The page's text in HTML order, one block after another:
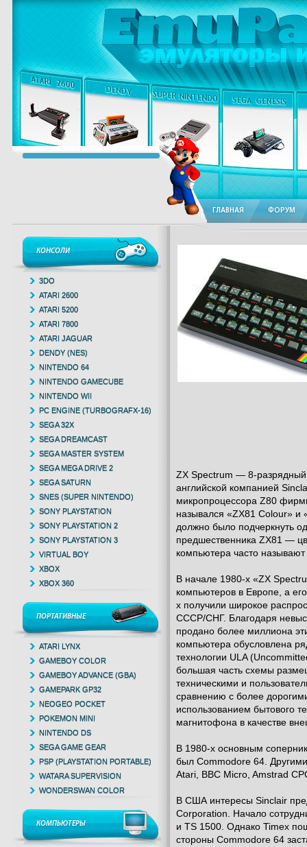
ГЛАВНАЯ ФОРУМ
ZX Spectrum — 8-
английской компанией
микропроцессора Z80
назывался «ZX81 Colour» и
должно было подчеркнуть
предшественника ZX81 —
компьютера часто
В начале 1980-х «ZX
компьютеров в Европе, а
х получили широкое
СССР/СНГ. Благодаря
продано более миллиона
компьютера обусловлена
технологии ULA
большая часть схемы
техническими и
сравнению с более
использованием бытового
магнитофона в качестве
В 1980-х основным
был Commodore 64.
Atari, BBC Micro, Amstrad
В США интересы Sinclair
Corporation. Начало
и TS 1500. Однако Timex
стороны Commodore 64
КОНСОЛИ
3DO
ATARI 2600
ATARI 5200
ATARI 7800
ATARI JAGUAR
DENDY (NES)
NINTENDO 64
NINTENDO GAMECUBE
NINTENDO WII
PC ENGINE (TURBOGRAFX-16)
SEGA 32X
SEGA DREAMCAST
SEGA MASTER SYSTEM
SEGA MEGA DRIVE 2
SEGA SATURN
SNES (SUPER NINTENDO)
SONY PLAYSTATION
SONY PLAYSTATION 2
SONY PLAYSTATION 3
VIRTUAL BOY
XBOX
XBOX 360
ПОРТАТИВНЫЕ
ATARI LYNX
GAMEBOY COLOR
GAMEBOY ADVANCE (GBA)
GAMEPARK GP32
NEOGEO POCKET
POKEMON MINI
NINTENDO DS
SEGA GAME GEAR
PSP (PLAYSTATION PORTABLE)
WATARA SUPERVISION
WONDERSWAN COLOR
КОМПЬЮТЕРЫ